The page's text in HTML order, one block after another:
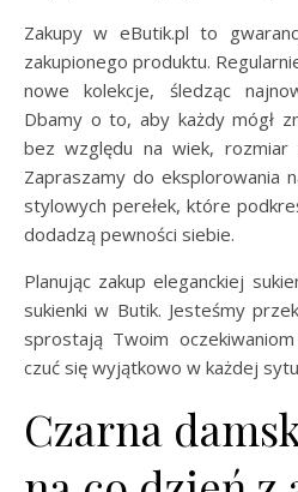
Zakupy w eButik.pl to
zakupionego produktu.
nowe kolekcje, śledząc
Dbamy o to, aby każdy mógł
bez względu na wiek,
Zapraszamy do eksplorowania
stylowych perełek, które
dodadzą pewności siebie.
Planując zakup eleganckiej
sukienki w Butik. Jesteśmy
sprostają Twoim
czuć się wyjątkowo w każdej
Czarna